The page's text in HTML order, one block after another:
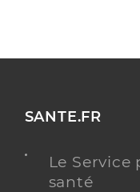
SANTE.FR
Le
santé